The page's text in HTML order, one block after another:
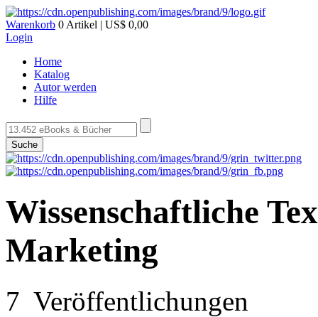
Warenkorb 0 Artikel | US$ 0,00
Login
Home
Katalog
Autor werden
Hilfe
Suche
Wissenschaftliche
Marketing
7 Veröffentlichungen